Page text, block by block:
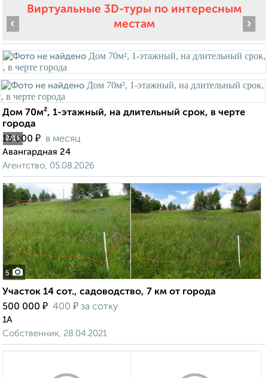
Виртуальные 3D-туры по интересным
местам
2/15
‹ ›
Дом 70м², 1-этажный, на длительный срок, в черте
города
13 000 ₽ в месяц
Авангардная 24
Агентство, 05.08.2026
5
Участок 14 сот., садоводство, 7 км от города
500 000 ₽ 400 ₽ за сотку
1А
Собственник, 28.04.2021